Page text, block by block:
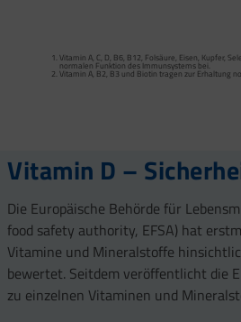
Vitamin A, C, D, B6, B12, Folsäure, Eisen, Kupfer,
normalen Funktion des Immunsystems bei.
Vitamin A, B2, B3 und Biotin tragen zur Erhaltung
Vitamin A, Beta-Carotin, Vitamine B2, B3, Biotin
normalen Stoffwechsel von Makronährstoffen bei.
Vitamin B2 und Biotin tragen zur Erhaltung
Darmschleimhaut) bei.
Vitamin D und Zink tragen zur normalen Funktion
Vitamin D –
Die Europäische Behörde für
food safety authority, EFSA) hat
Vitamine und Mineralstoffe
bewertet. Seitdem veröffentlicht die
zu einzelnen Vitaminen und